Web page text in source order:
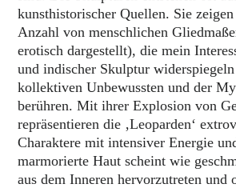
kunsthistorischer Quellen. Sie
Anzahl von menschlichen
erotisch dargestellt), die mein
und indischer Skulptur
kollektiven Unbewussten und der
berühren. Mit ihrer Explosion von
repräsentieren die ‚Leoparden‘
Charaktere mit intensiver Energie
marmorierte Haut scheint wie
aus dem Inneren hervorzutreten und